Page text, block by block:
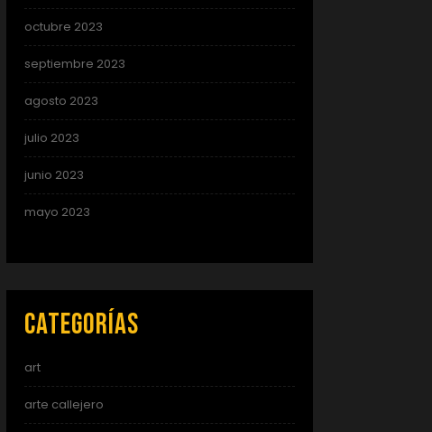
octubre 2023
septiembre 2023
agosto 2023
julio 2023
junio 2023
mayo 2023
Categorías
art
arte callejero